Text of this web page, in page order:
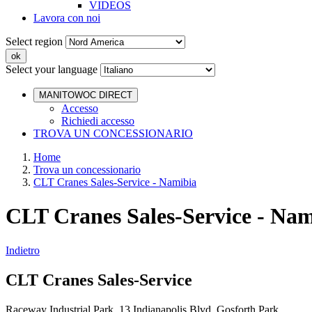
VIDEOS
Lavora con noi
Select region
Select your language
MANITOWOC DIRECT
Accesso
Richiedi accesso
TROVA UN CONCESSIONARIO
Home
Trova un concessionario
CLT Cranes Sales-Service - Namibia
CLT Cranes Sales-Service -
Indietro
CLT Cranes Sales-Service
Raceway Industrial Park 13 Indianapolis Blvd Gosforth Park